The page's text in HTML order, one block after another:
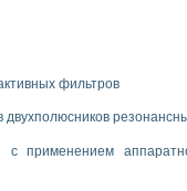
графической
по интерфейсу
фильтров
применением